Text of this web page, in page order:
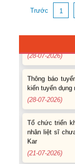
Trước 1
(03-08-2026)
việc ở nước
kiến tuyển
(28-07-2026)
nhân liệt sĩ
Kar